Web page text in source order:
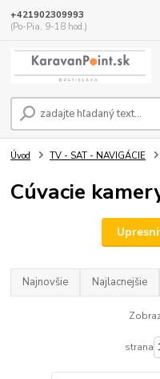
+421902309993
(Po-Pia, 9-18 hod.)
Úvod TV - SAT - NAVIGÁCIE
Cúvacie
Najnovšie Najlacnejšie
strana